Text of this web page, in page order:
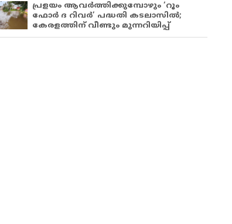
പ്രളയം ആവർത്തിക്കുമ്പോഴും ‘റൂം
ഫോർ ദ റിവർ’ പദ്ധതി കടലാസിൽ;
കേരളത്തിന് വീണ്ടും മുന്നറിയിപ്പ്